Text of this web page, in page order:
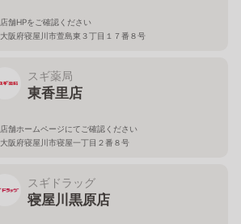
店舗HPをご確認ください
大阪府寝屋川市萱島東３丁目１７番８号
スギ薬局
東香里店
店舗ホームページにてご確認ください
大阪府寝屋川市寝屋一丁目２番８号
スギドラッグ
寝屋川黒原店